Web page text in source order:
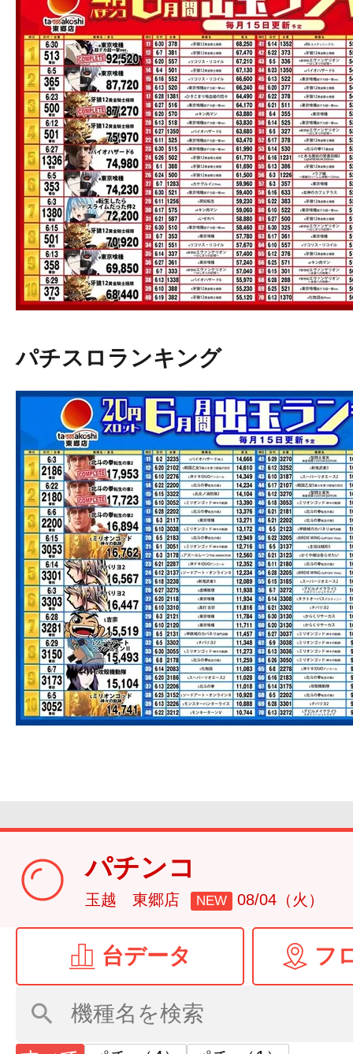
パチスロランキング
パチンコ
玉越 東郷店 NEW 08/04（火）
台データ フ